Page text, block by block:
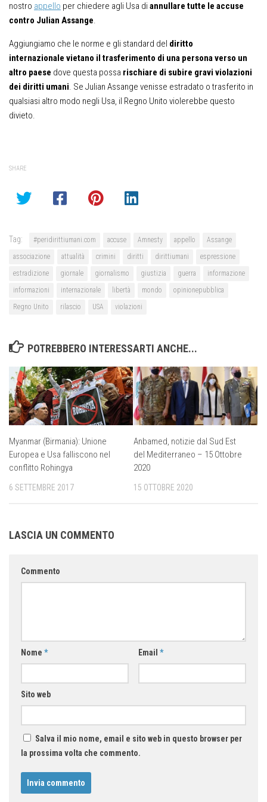
nostro appello per chiedere agli Usa di annullare tutte le accuse
contro Julian Assange.
Aggiungiamo che le norme e gli standard del diritto
internazionale vietano il trasferimento di una persona verso un
altro paese dove questa possa rischiare di subire gravi violazioni
dei diritti umani. Se Julian Assange venisse estradato o trasferito in
qualsiasi altro modo negli Usa, il Regno Unito violerebbe questo
divieto.
SHARE
Tag: #peridirittiumani.com accuse Amnesty appello
Assange
associazione
attualità crimini diritti dirittiumani
espressione
estradizione
giornale giornalismo giustizia guerra
informazione
informazioni
internazionale libertà mondo
opinionepubblica
Regno Unito
rilascio USA violazioni
POTREBBERO INTERESSARTI ANCHE...
Myanmar (Birmania): Unione
Europea e Usa falliscono nel
conflitto Rohingya
6 SETTEMBRE 2017
Anbamed, notizie dal Sud Est
del Mediterraneo – 15 Ottobre
2020
15 OTTOBRE 2020
LASCIA UN COMMENTO
Commento
Nome * Email *
Sito web
Salva il mio nome, email e sito web in questo browser per
la prossima volta che commento.